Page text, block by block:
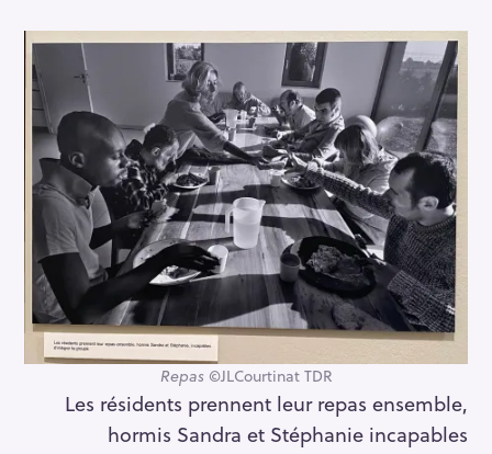
Repas ©JLCourtinat TDR
Les résidents prennent leur repas ensemble,
hormis Sandra et Stéphanie incapables